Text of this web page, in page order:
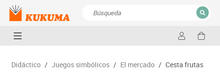
CERRAR
Didáctico / Juegos simbólicos / El mercado / Cesta frutas